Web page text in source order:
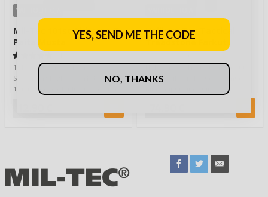
VAIHTOEHTOJA
Mil-Tec 101st Airborne T-
Paita Musta
101st Airborne Division,
Screaming Eagles, eli Yhdysvaltain
101. maahanlaskudivisioona. 101.
Helikon-Tex Tactical
Treadstone Farkut
Helikon-Tex Treadstone farkut
ovat tyylikäs ja kestävä valinta,
YES, SEND ME THE CODE
NO, THANKS